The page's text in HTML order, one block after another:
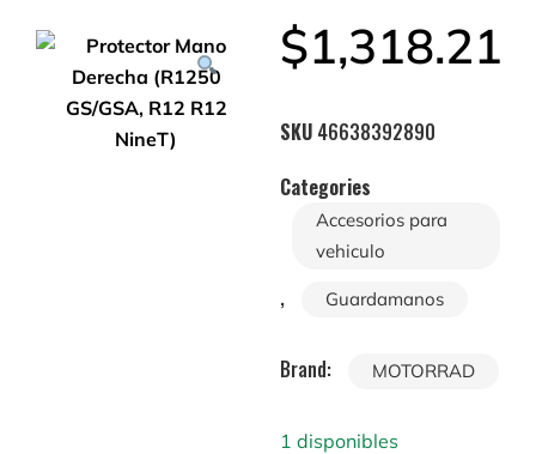
$1,318.21
SKU 46638392890
Categories
Accesorios para
vehiculo
, Guardamanos
Brand: MOTORRAD
1 disponibles